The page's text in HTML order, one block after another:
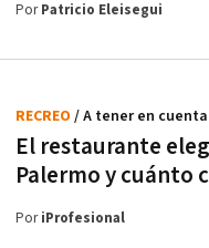
PorPatricio Eleisegui
El restaurante
Palermo y cuánto
RECREO / A tener en cuenta
PoriProfesional